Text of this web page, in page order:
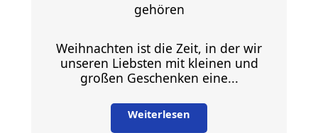
gehören
Weihnachten ist die Zeit, in der wir
unseren Liebsten mit kleinen und
großen Geschenken eine...
Weiterlesen